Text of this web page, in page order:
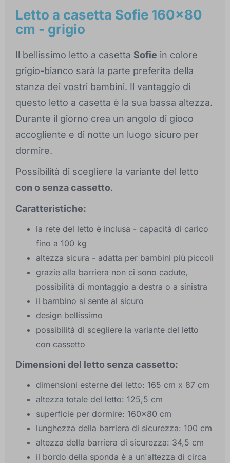
Letto a casetta Sofie 160x80
cm - grigio
Il bellissimo letto a casetta Sofie in colore
grigio-bianco sarà la parte preferita della
stanza dei vostri bambini. Il vantaggio di
questo letto a casetta è la sua bassa altezza.
Durante il giorno crea un angolo di gioco
accogliente e di notte un luogo sicuro per
dormire.
Possibilità di scegliere la variante del letto
con o senza cassetto.
Caratteristiche:
la rete del letto è inclusa - capacità di carico
fino a 100 kg
altezza sicura - adatta per bambini più piccoli
grazie alla barriera non ci sono cadute,
possibilità di montaggio a destra o a sinistra
il bambino si sente al sicuro
design bellissimo
possibilità di scegliere la variante del letto
con cassetto
Dimensioni del letto senza cassetto:
dimensioni esterne del letto: 165 cm x 87 cm
altezza totale del letto: 125,5 cm
superficie per dormire: 160×80 cm
lunghezza della barriera di sicurezza: 100 cm
altezza della barriera di sicurezza: 34,5 cm
il bordo della sponda è a un'altezza di circa